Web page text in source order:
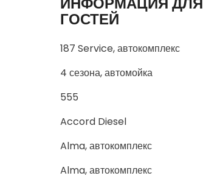
ГОСТЕЙ
187 Service, автокомплекс
4 сезона, автомойка
555
Accord Diesel
Alma, автокомплекс
Alma, автокомплекс